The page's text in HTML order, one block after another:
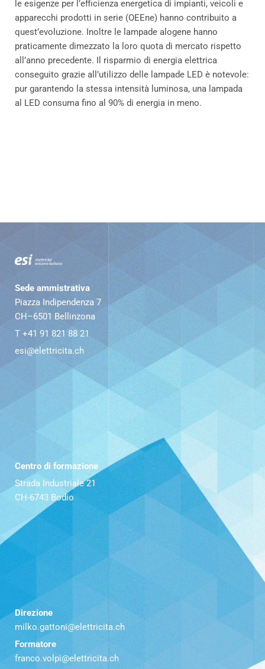
le esigenze per l’efficienza energetica di impianti, veicoli e
apparecchi prodotti in serie (OEEne) hanno contribuito a
quest’evoluzione. Inoltre le lampade alogene hanno
praticamente dimezzato la loro quota di mercato rispetto
all’anno precedente. Il risparmio di energia elettrica
conseguito grazie all’utilizzo delle lampade LED è notevole:
pur garantendo la stessa intensità luminosa, una lampada
al LED consuma fino al 90% di energia in meno.
Sede ammistrativa
Piazza Indipendenza 7
CH–6501 Bellinzona
T +41 91 821 88 21
esi@elettricita.ch
Centro di formazione
Strada Industriale 21
CH-6743 Bodio
Direzione
milko.gattoni@elettricita.ch
Formatore
franco.volpi@elettricita.ch